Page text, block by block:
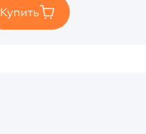
Купить